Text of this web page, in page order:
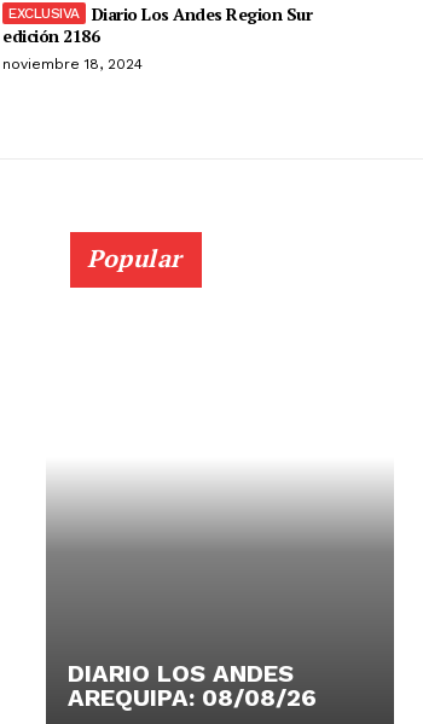
Diario Los Andes Region Sur
edición 2186
noviembre 18, 2024
Popular
DIARIO LOS ANDES
AREQUIPA: 08/08/26